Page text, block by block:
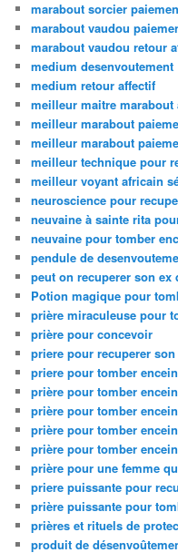
marabout sorcier
marabout vaudou
marabout vaudou retour
medium desenvoutement
medium retour affectif
meilleur maitre marabout
meilleur marabout
meilleur marabout
meilleur technique pour
meilleur voyant africain
neuroscience pour
neuvaine à sainte rita
neuvaine pour tomber
pendule de
peut on recuperer son ex
Potion magique pour
prière miraculeuse pour
prière pour concevoir
priere pour recuperer son
priere pour tomber
prière pour tomber
prière pour tomber
prière pour tomber
prière pour tomber
prière pour une femme
priere puissante pour
prière puissante pour
prières et rituels de
produit de